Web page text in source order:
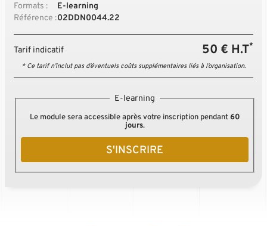
Formats :
E-learning
Référence :02DDN0044.22
Tarif indicatif 50 € H.T*
* Ce tarif n’inclut pas d’éventuels coûts supplémentaires liés à l’organisation.
E-learning
Le module sera accessible après votre inscription pendant60
jours.
S'INSCRIRE